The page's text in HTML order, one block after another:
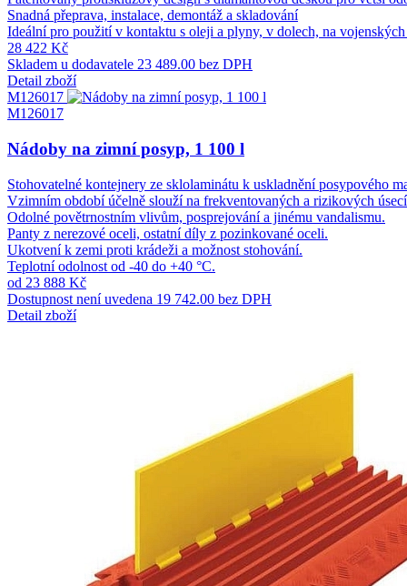
Snadná přeprava, instalace, demontáž a skladování
Ideální pro použití v kontaktu s oleji a plyny, v dolech, na
28 422 Kč
Skladem u dodavatele 23 489.00 bez DPH
Detail zboží
M126017
M126017
Nádoby na zimní posyp, 1 100 l
Stohovatelné kontejnery ze sklolaminátu k uskladnění posypového
Vzimním období účelně slouží na frekventovaných a rizikových
Odolné povětrnostním vlivům, posprejování a jinému vandalismu.
Panty z nerezové oceli, ostatní díly z pozinkované oceli.
Ukotvení k zemi proti krádeži a možnost stohování.
Teplotní odolnost od -40 do +40 °C.
od 23 888 Kč
Dostupnost není uvedena 19 742.00 bez DPH
Detail zboží